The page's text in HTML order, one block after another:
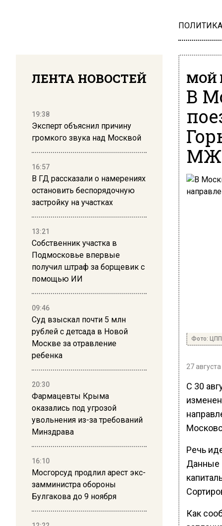
ПОЛИТИКА
ЛЕНТА НОВОСТЕЙ
19:38
Эксперт объяснил причину
громкого звука над Москвой
16:57
В ГД рассказали о намерениях
остановить беспорядочную
застройку на участках
13:21
Собственник участка в
Подмосковье впервые
получил штраф за борщевик с
помощью ИИ
09:46
Суд взыскал почти 5 млн
рублей с детсада в Новой
Москве за отравление
ребенка
20:30
Фармацевты Крыма
оказались под угрозой
увольнения из-за требований
Минздрава
16:10
Мосгорсуд продлил арест экс-
замминистра обороны
Булгакова до 9 ноября
МОЙ
В
Фото:
27
С 30
Речь
Данные
Как